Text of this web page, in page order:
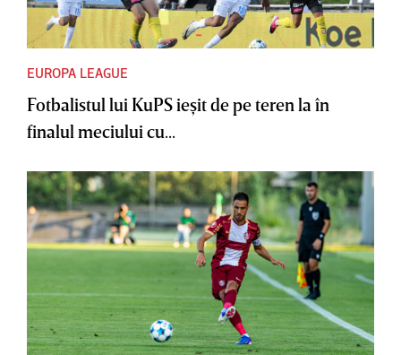
EUROPA LEAGUE
Fotbalistul lui KuPS ieşit de pe teren la în
finalul meciului cu...